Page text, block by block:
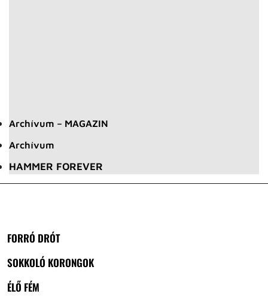
Archívum – MAGAZIN
Archívum
HAMMER FOREVER
FORRÓ DRÓT
SOKKOLÓ KORONGOK
ÉLŐ FÉM